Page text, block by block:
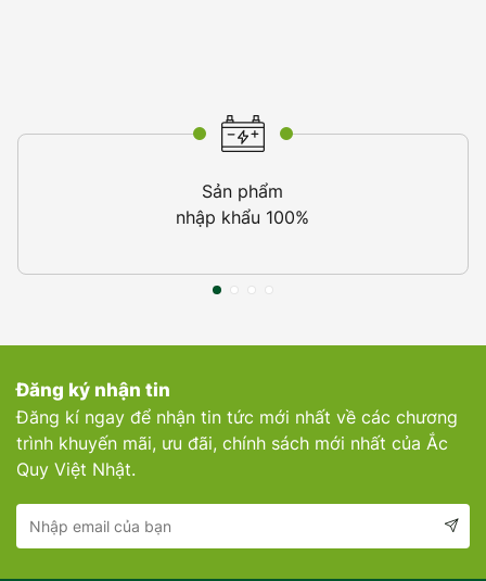
Sản phẩm
nhập khẩu 100%
Đăng ký nhận tin
Đăng kí ngay để nhận tin tức mới nhất về các chương
trình khuyến mãi, ưu đãi, chính sách mới nhất của Ắc
Quy Việt Nhật.